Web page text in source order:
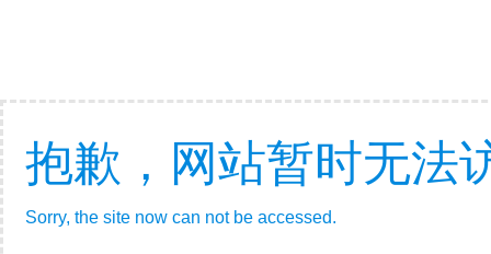
抱歉，网站暂时无法
Sorry, the site now can not be accessed.